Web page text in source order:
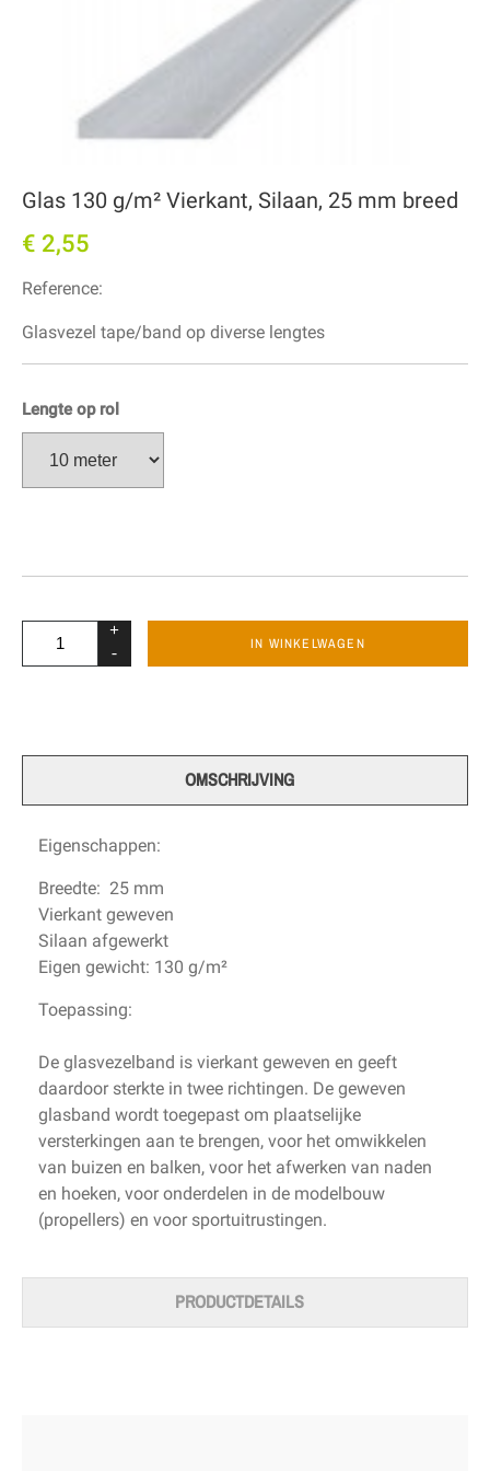
Glas 130 g/m² Vierkant, Silaan, 25 mm breed
€ 2,55
Reference:
Glasvezel tape/band op diverse lengtes
Lengte op rol
+
-
IN WINKELWAGEN
OMSCHRIJVING
Eigenschappen:
Breedte: 25 mm
Vierkant geweven
Silaan afgewerkt
Eigen gewicht: 130 g/m²
Toepassing:
De glasvezelband is vierkant geweven en geeft
daardoor sterkte in twee richtingen. De geweven
glasband wordt toegepast om plaatselijke
versterkingen aan te brengen, voor het omwikkelen
van buizen en balken, voor het afwerken van naden
en hoeken, voor onderdelen in de modelbouw
(propellers) en voor sportuitrustingen.
PRODUCTDETAILS